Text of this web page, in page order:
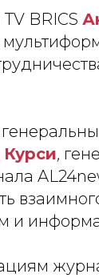
BRICS
,
и